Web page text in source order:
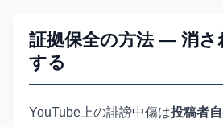
証拠保全の方法 — 消さ
する
YouTube上の誹謗中傷は投稿者